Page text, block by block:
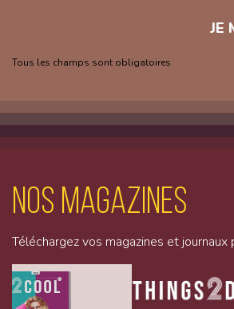
Tous les champs sont obligatoires
JE
Nos magazines
Téléchargez vos magazines et journaux